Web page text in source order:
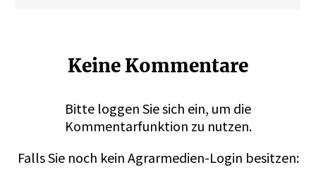
Keine Kommentare
Bitte loggen Sie sich ein, um die
Kommentarfunktion zu nutzen.
Falls Sie noch kein Agrarmedien-Login besitzen: